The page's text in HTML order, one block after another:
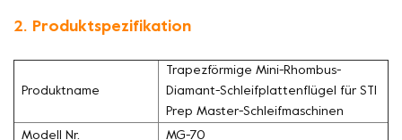
2. Produktspezifikation
Produktname
Trapezförmige Mini-Rhombus-
Diamant-Schleifplattenflügel für STI
Prep Master-Schleifmaschinen
Modell Nr. MG-70